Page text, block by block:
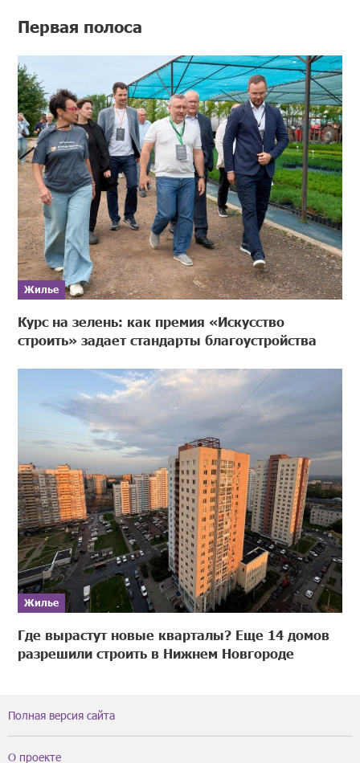
Первая полоса
Жилье
Курс на зелень: как премия «Искусство
строить» задает стандарты благоустройства
Жилье
Где вырастут новые кварталы? Еще 14 домов
разрешили строить в Нижнем Новгороде
Полная версия сайта
О проекте